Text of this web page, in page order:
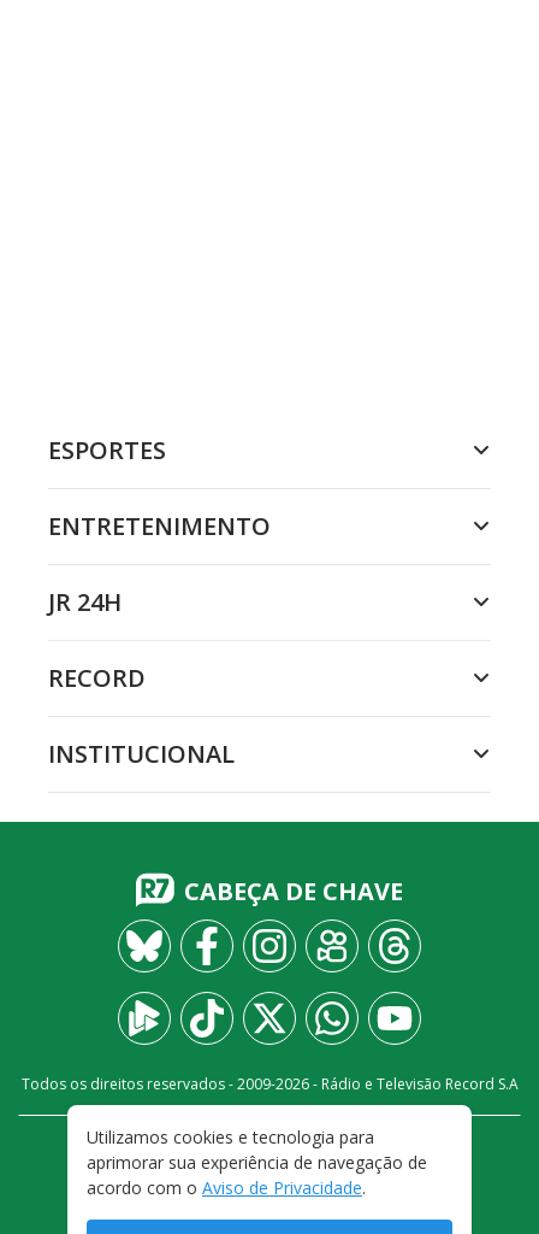
ESPORTES
ENTRETENIMENTO
JR 24H
RECORD
INSTITUCIONAL
CABEÇA DE CHAVE
Todos os direitos reservados - 2009-2026- Rádio e Televisão Record S.A
FALE CONOSCO
PRIVACIDADE
TERMOS E CONDIÇÕES DE USO
Utilizamos cookies e tecnologia para
aprimorar sua experiência de navegação de
acordo com o Aviso de Privacidade.